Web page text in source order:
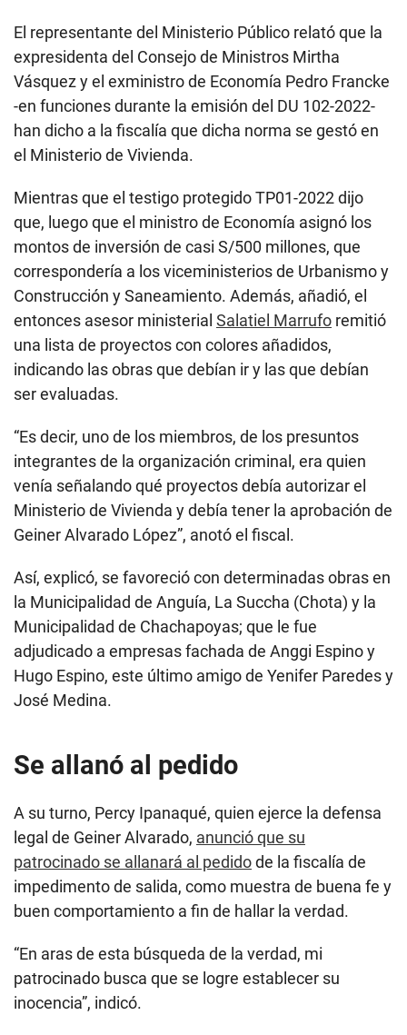
El representante del Ministerio Público relató que la
expresidenta del Consejo de Ministros Mirtha
Vásquez y el exministro de Economía Pedro Francke
-en funciones durante la emisión del DU 102-2022-
han dicho a la fiscalía que dicha norma se gestó en
el Ministerio de Vivienda.
Mientras que el testigo protegido TP01-2022 dijo
que, luego que el ministro de Economía asignó los
montos de inversión de casi S/500 millones, que
correspondería a los viceministerios de Urbanismo y
Construcción y Saneamiento. Además, añadió, el
entonces asesor ministerial Salatiel Marrufo remitió
una lista de proyectos con colores añadidos,
indicando las obras que debían ir y las que debían
ser evaluadas.
“Es decir, uno de los miembros, de los presuntos
integrantes de la organización criminal, era quien
venía señalando qué proyectos debía autorizar el
Ministerio de Vivienda y debía tener la aprobación de
Geiner Alvarado López”, anotó el fiscal.
Así, explicó, se favoreció con determinadas obras en
la Municipalidad de Anguía, La Succha (Chota) y la
Municipalidad de Chachapoyas; que le fue
adjudicado a empresas fachada de Anggi Espino y
Hugo Espino, este último amigo de Yenifer Paredes y
José Medina.
Se allanó al pedido
A su turno, Percy Ipanaqué, quien ejerce la defensa
legal de Geiner Alvarado, anunció que su
patrocinado se allanará al pedidode la fiscalía de
impedimento de salida, como muestra de buena fe y
buen comportamiento a fin de hallar la verdad.
“En aras de esta búsqueda de la verdad, mi
patrocinado busca que se logre establecer su
inocencia”, indicó.